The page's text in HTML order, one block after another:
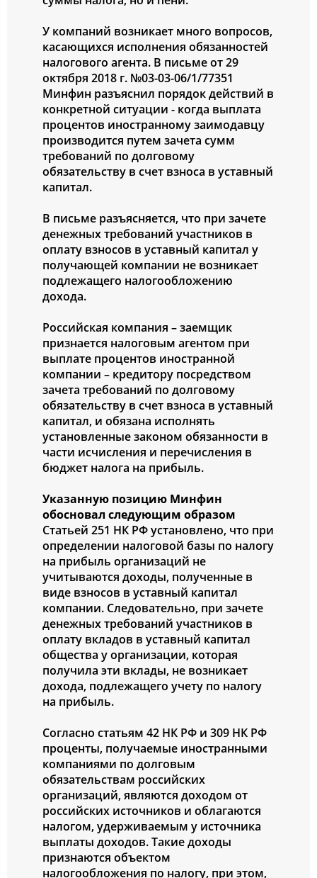
У компаний возникает много вопросов,
касающихся исполнения обязанностей
налогового агента. В письме от 29
октября 2018 г. №03-03-06/1/77351
Минфин разъяснил порядок действий в
конкретной ситуации - когда выплата
процентов иностранному заимодавцу
производится путем зачета сумм
требований по долговому
обязательству в счет взноса в уставный
капитал.
В письме разъясняется, что при зачете
денежных требований участников в
оплату взносов в уставный капитал у
получающей компании не возникает
подлежащего налогообложению
дохода.
Российская компания – заемщик
признается налоговым агентом при
выплате процентов иностранной
компании – кредитору посредством
зачета требований по долговому
обязательству в счет взноса в уставный
капитал, и обязана исполнять
установленные законом обязанности в
части исчисления и перечисления в
бюджет налога на прибыль.
Указанную позицию Минфин
обосновал следующим образом
Статьей 251 НК РФ установлено, что при
определении налоговой базы по налогу
на прибыль организаций не
учитываются доходы, полученные в
виде взносов в уставный капитал
компании. Следовательно, при зачете
денежных требований участников в
оплату вкладов в уставный капитал
общества у организации, которая
получила эти вклады, не возникает
дохода, подлежащего учету по налогу
на прибыль.
Согласно статьям 42 НК РФ и 309 НК РФ
проценты, получаемые иностранными
компаниями по долговым
обязательствам российских
организаций, являются доходом от
российских источников и облагаются
налогом, удерживаемым у источника
выплаты доходов. Такие доходы
признаются объектом
налогообложения по налогу, при этом,